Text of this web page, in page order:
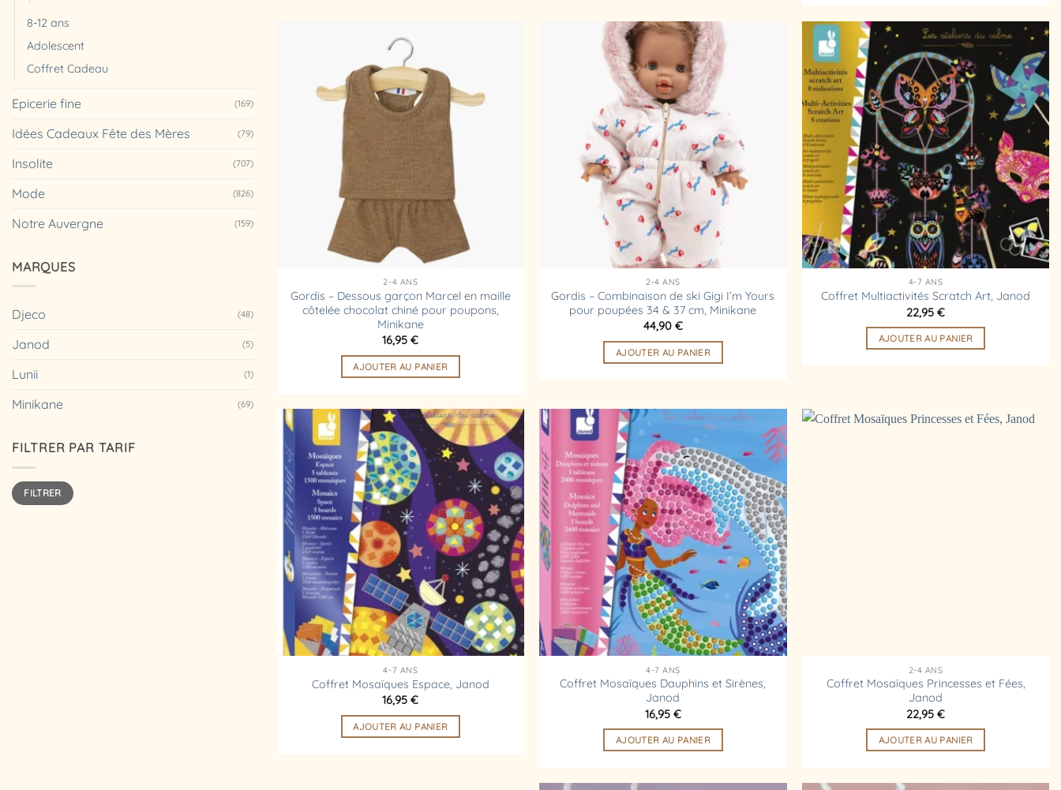
8-12 ans
Adolescent
Coffret Cadeau
Epicerie fine (169)
Idées Cadeaux Fête des Mères (79)
Insolite (707)
Mode (826)
Notre Auvergne (159)
MARQUES
Djeco (48)
Janod (5)
Lunii (1)
Minikane (69)
FILTRER PAR TARIF
Prix
min
Prix
maxFILTRER
d’envies
2-4 ANS
Gordis – Dessous garçon Marcel en maille
côtelée chocolat chiné pour poupons,
Minikane
16,95€
AJOUTER AU PANIER
2-4 ANS
Gordis – Combinaison de ski Gigi I’m Yours
pour poupées 34 & 37 cm, Minikane
44,90 €
AJOUTER AU PANIER
Ajouter
à la
liste
d’envies
4-7 ANS
Coffret Multiactivités Scratch Art, Janod
22,95€
AJOUTER AU PANIER
Ajouter
à la
liste
d’envies
4-7 ANS
Coffret Mosaïques Espace, Janod
16,95€
AJOUTER AU PANIER
Ajouter
liste
d’envies
4-7 ANS
Coffret Mosaïques Dauphins et Sirènes,
Janod
16,95 €
AJOUTER AU PANIER
2-4 ANS
Coffret Mosaïques Princesses et Fées,
Janod
22,95€
AJOUTER AU PANIER